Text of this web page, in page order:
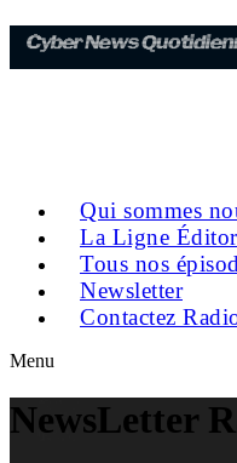
Qui sommes
La Ligne
Tous nos
Newsletter
Contactez
Menu
NewsLetter